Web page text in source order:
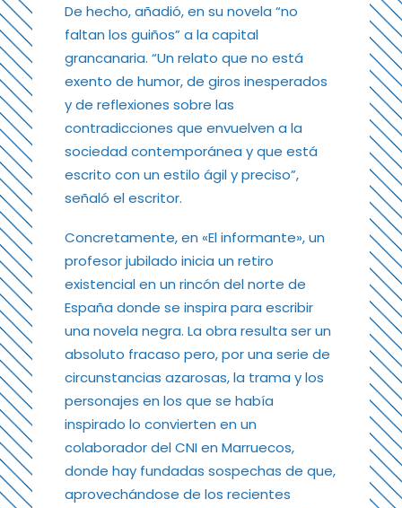
De hecho, añadió, en su novela “no
faltan los guiños” a la capital
grancanaria. “Un relato que no está
exento de humor, de giros inesperados
y de reflexiones sobre las
contradicciones que envuelven a la
sociedad contemporánea y que está
escrito con un estilo ágil y preciso”,
señaló el escritor.
Concretamente, en «El informante», un
profesor jubilado inicia un retiro
existencial en un rincón del norte de
España donde se inspira para escribir
una novela negra. La obra resulta ser un
absoluto fracaso pero, por una serie de
circunstancias azarosas, la trama y los
personajes en los que se había
inspirado lo convierten en un
colaborador del CNI en Marruecos,
donde hay fundadas sospechas de que,
aprovechándose de los recientes